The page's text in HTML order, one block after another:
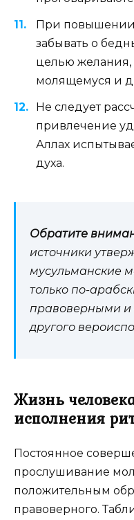
При повышении
забывать о
целью
молящемуся и
Не следует
привлечение
Аллах
духа.
Обратите
источники
мусульманские
только по-
правоверными и
другого
Жизнь
исполнения
Постоянное
прослушивание
положительным
правоверного.